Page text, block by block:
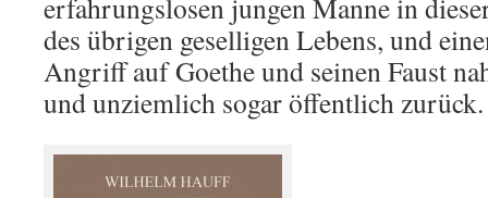
erfahrungslosen jungen Manne in
des übrigen geselligen Lebens, und
Angriff auf Goethe und seinen Faust
und unziemlich sogar öffentlich zurück.